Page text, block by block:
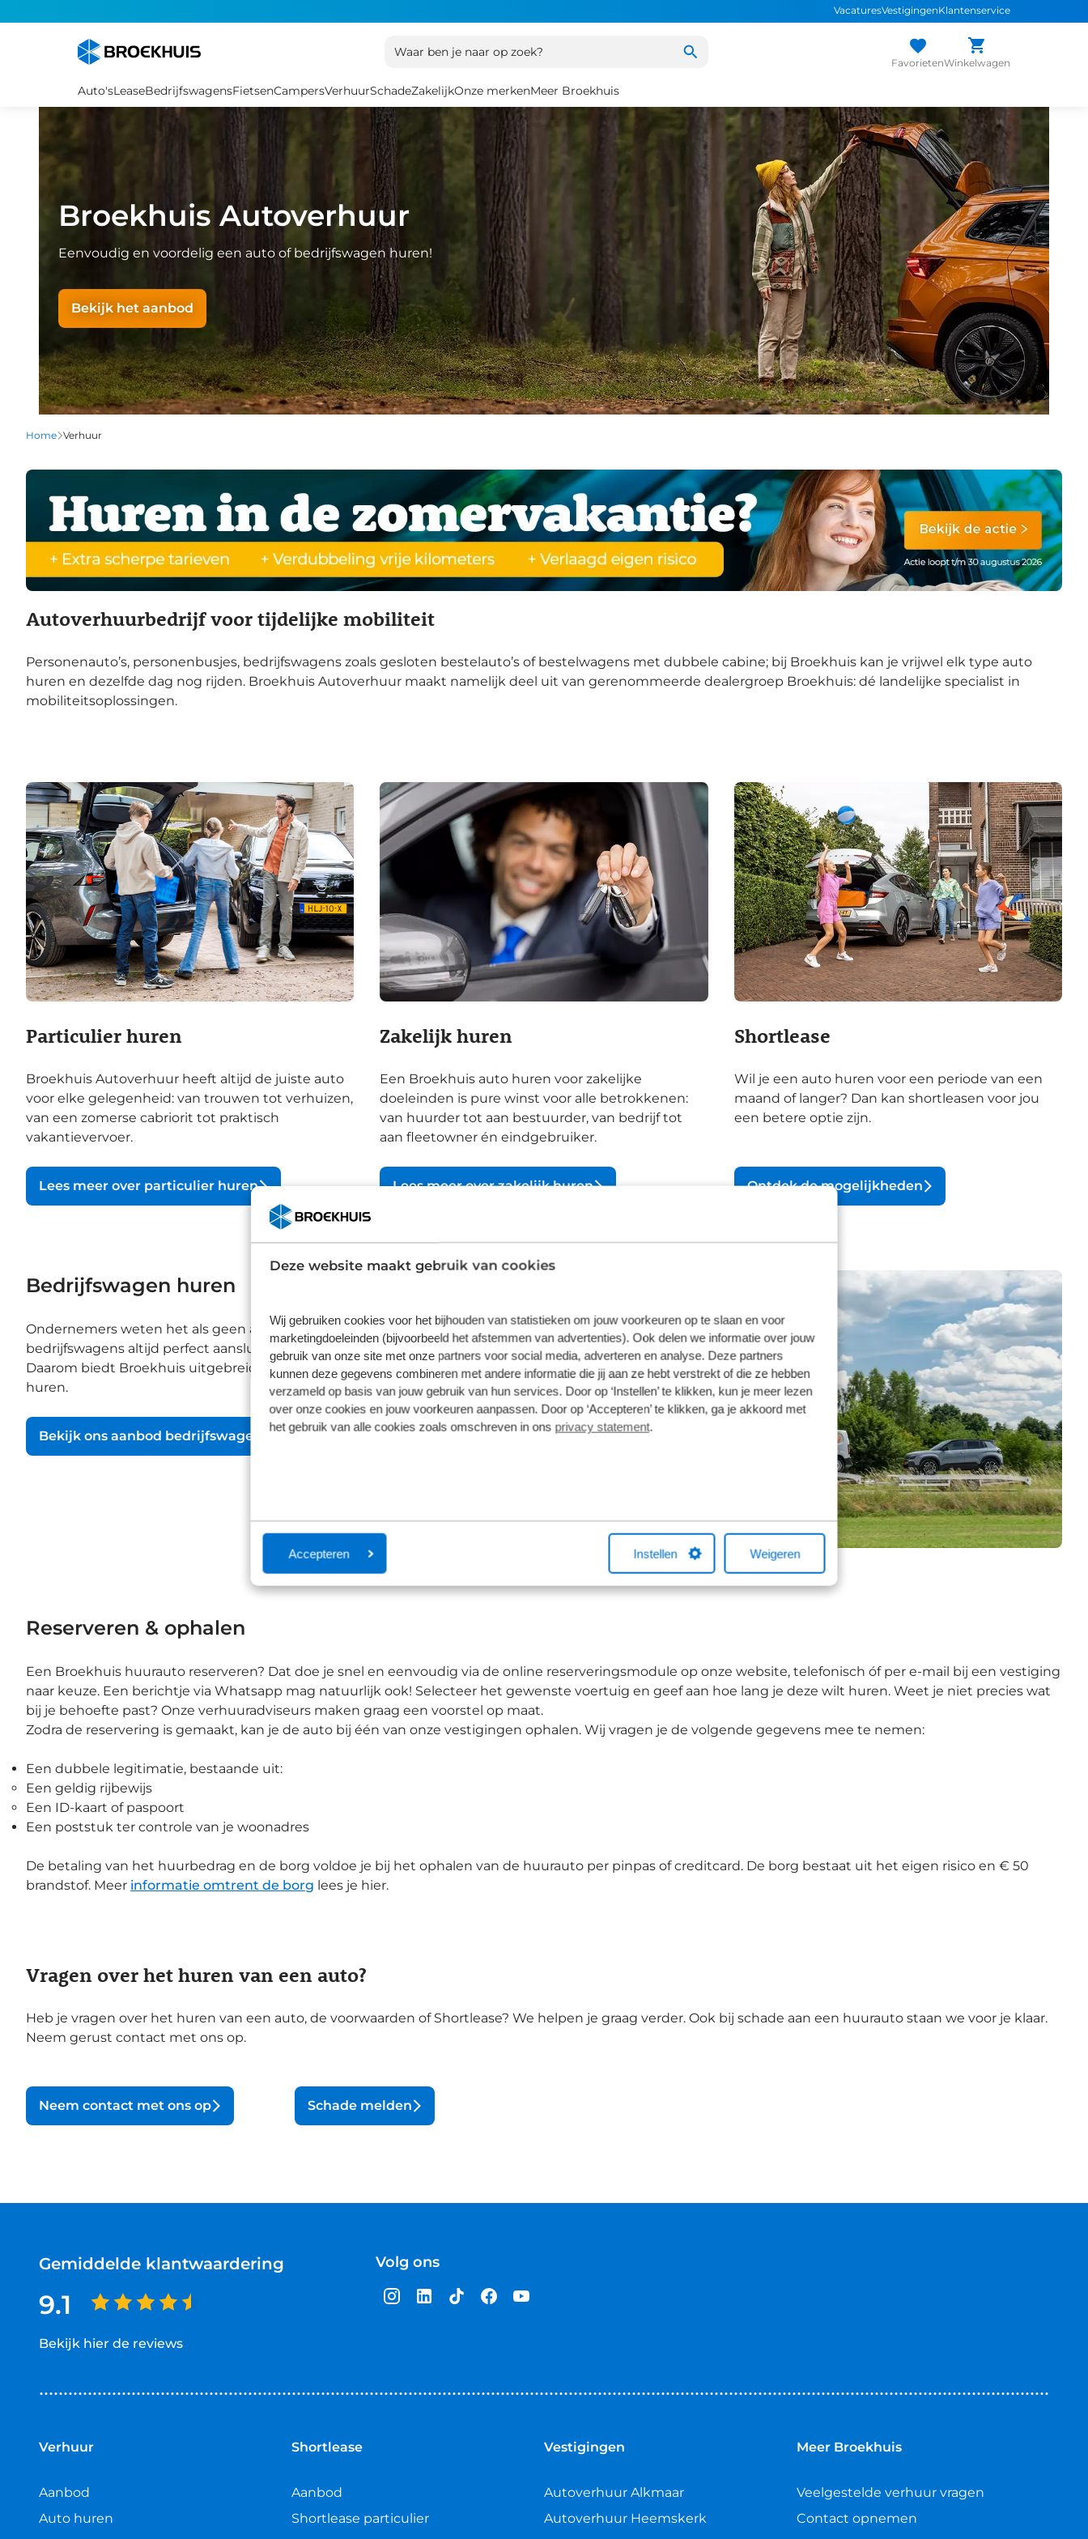
Deze website maakt gebruik van cookies
Wij gebruiken cookies voor het bijhouden van statistieken om jouw voorkeuren op te slaan en voor
marketingdoeleinden (bijvoorbeeld het afstemmen van advertenties). Ook delen we informatie over jouw
gebruik van onze site met onze partners voor social media, adverteren en analyse. Deze partners
kunnen deze gegevens combineren met andere informatie die jij aan ze hebt verstrekt of die ze hebben
verzameld op basis van jouw gebruik van hun services. Door op ‘Instellen’ te klikken, kun je meer lezen
over onze cookies en jouw voorkeuren aanpassen. Door op ‘Accepteren’ te klikken, ga je akkoord met
het gebruik van alle cookies zoals omschreven in ons privacy statement.
Accepteren Instellen Weigeren
VacaturesVestigingenKlantenservice
Waar ben je naar op zoek?
FavorietenWinkelwagen
Auto'sLeaseBedrijfswagensFietsenCampersVerhuurSchadeZakelijkOnze merkenMeer Broekhuis
Broekhuis Autoverhuur
Eenvoudig en voordelig een auto of bedrijfswagen huren!
Bekijk het aanbod
Home Verhuur
Autoverhuurbedrijf voor tijdelijke mobiliteit
Personenauto’s, personenbusjes, bedrijfswagens zoals gesloten bestelauto’s of bestelwagens met dubbele cabine; bij Broekhuis kan je vrijwel elk type auto
huren en dezelfde dag nog rijden. Broekhuis Autoverhuur maakt namelijk deel uit van gerenommeerde dealergroep Broekhuis: dé landelijke specialist in
mobiliteitsoplossingen.
Particulier huren
Broekhuis Autoverhuur heeft altijd de juiste auto
voor elke gelegenheid: van trouwen tot verhuizen,
van een zomerse cabriorit tot praktisch
vakantievervoer.
Lees meer over particulier huren
Zakelijk huren
Een Broekhuis auto huren voor zakelijke
doeleinden is pure winst voor alle betrokkenen:
van huurder tot aan bestuurder, van bedrijf tot
aan fleetowner én eindgebruiker.
Lees meer over zakelijk huren
Shortlease
Wil je een auto huren voor een periode van een
maand of langer? Dan kan shortleasen voor jou
een betere optie zijn.
Ontdek de mogelijkheden
Bedrijfswagen huren
Ondernemers weten het als geen ander: geen klus is hetzelfde. In de ideale wereld zouden
bedrijfswagens altijd perfect aansluiten op de specifieke behoeften van elke opdracht.
Daarom biedt Broekhuis uitgebreide mogelijkheden om zakelijk een bedrijfswagen te
huren.
Bekijk ons aanbod bedrijfswagens
Reserveren & ophalen
Een Broekhuis huurauto reserveren? Dat doe je snel en eenvoudig via de online reserveringsmodule op onze website, telefonisch óf per e-mail bij een vestiging
naar keuze. Een berichtje via Whatsapp mag natuurlijk ook! Selecteer het gewenste voertuig en geef aan hoe lang je deze wilt huren. Weet je niet precies wat
bij je behoefte past? Onze verhuuradviseurs maken graag een voorstel op maat.
Zodra de reservering is gemaakt, kan je de auto bij één van onze vestigingen ophalen. Wij vragen je de volgende gegevens mee te nemen:
Een dubbele legitimatie, bestaande uit:
Een geldig rijbewijs
Een ID-kaart of paspoort
Een poststuk ter controle van je woonadres
De betaling van het huurbedrag en de borg voldoe je bij het ophalen van de huurauto per pinpas of creditcard. De borg bestaat uit het eigen risico en € 50
brandstof. Meer informatie omtrent de borg lees je hier.
Vragen over het huren van een auto?
Heb je vragen over het huren van een auto, de voorwaarden of Shortlease? We helpen je graag verder. Ook bij schade aan een huurauto staan we voor je klaar.
Neem gerust contact met ons op.
Neem contact met ons op Schade melden
Gemiddelde klantwaardering
9.1
Bekijk hier de reviews
van
Volg ons
Verhuur
Aanbod
Auto huren
Shortlease
Aanbod
Shortlease particulier
Vestigingen
Autoverhuur Alkmaar
Autoverhuur Heemskerk
Meer Broekhuis
Veelgestelde verhuur vragen
Contact opnemen